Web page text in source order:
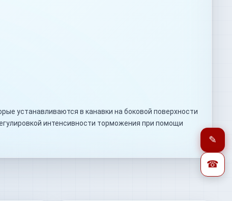
устанавливаются в канавки на боковой поверхности
интенсивности торможения при помощи
✎
☎